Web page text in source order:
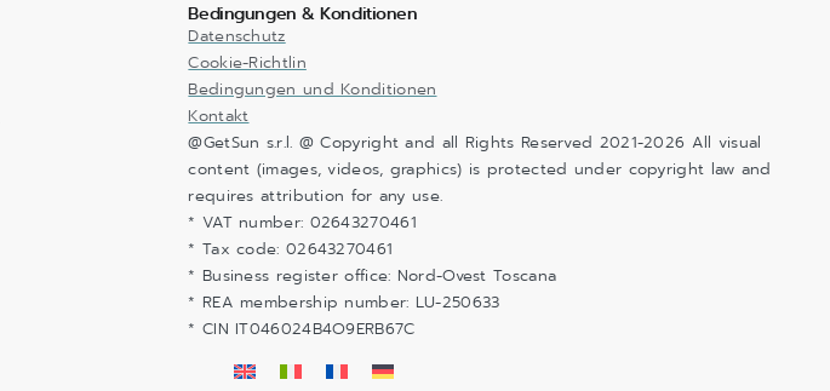
Bedingungen & Konditionen
Datenschutz
Cookie-Richtlin
Bedingungen und Konditionen
Kontakt
@GetSun s.r.l. @ Copyright and all Rights Reserved 2021-2026 All visual
content (images, videos, graphics) is protected under copyright law and
requires attribution for any use.
* VAT number: 02643270461
* Tax code: 02643270461
* Business register office: Nord-Ovest Toscana
* REA membership number: LU-250633
* CIN IT046024B4O9ERB67C